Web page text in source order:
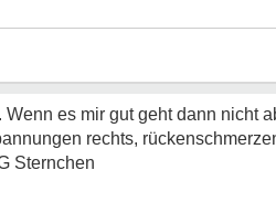
es mir gut geht dann nicht
rechts,
Sternchen